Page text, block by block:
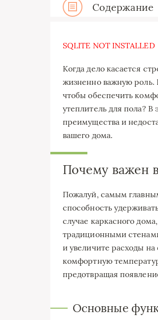
Содержание
SQLITE NOT INSTALLED
Когда дело касается
жизненно важную роль.
чтобы обеспечить
утеплитель для пола?
преимущества и
вашего дома.
Почему важен
Пожалуй, самым
способность
случае каркасного
традиционными
и увеличите расходы
комфортную
предотвращая
Основные